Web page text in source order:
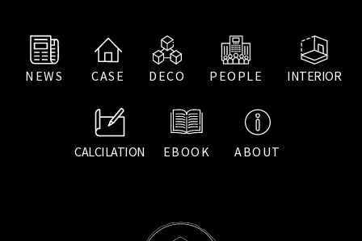
NEWS CASE DECO PEOPLE INTERIOR
CALCILATION EBOOK ABOUT